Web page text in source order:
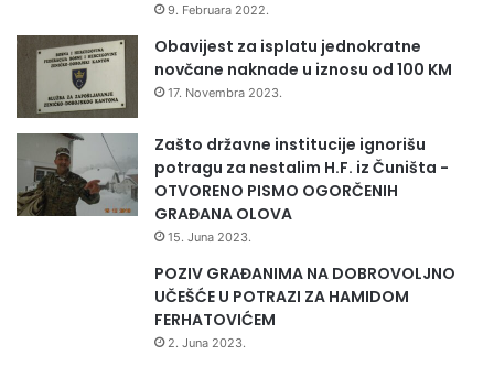
9. Februara 2022.
Obavijest za isplatu jednokratne
novčane naknade u iznosu od 100 KM
17. Novembra 2023.
Zašto državne institucije ignorišu
potragu za nestalim H.F. iz Čuništa -
OTVORENO PISMO OGORČENIH
GRAĐANA OLOVA
15. Juna 2023.
POZIV GRAĐANIMA NA DOBROVOLJNO
UČEŠĆE U POTRAZI ZA HAMIDOM
FERHATOVIĆEM
2. Juna 2023.